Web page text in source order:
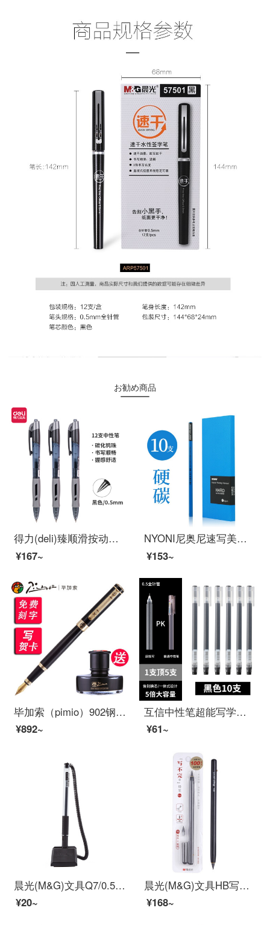
お勧め商品
得力(deli)臻顺滑按动中性笔签字笔 办公用品 0.5mm子弹头 12支/盒S08黑
¥167~
NYONI尼奥尼速写美术生专用素描笔碳笔软中硬绘画笔特软性铅笔画工具专业画笔绿杆画画铅笔 硬炭（10支装）
¥153~
毕加索（pimio）902钢笔艺术签名笔美工笔弯头弯尖硬笔书法男士成人高档签字签名学生用商务定制刻字 纯黑金夹0.5mm直尖钢笔
¥892~
互信中性笔超能写学生用大容量考试专用黑色针管一次性中性笔速干签字笔水笔0.5mm黑笔水性笔办公文具 黑色10支
¥61~
晨光(M&G)文具Q7/0.5mm黑色经典办公桌面专用旋转台笔 中性笔 可黏贴签字笔 单支装AGPY3901
¥20~
晨光(M&G)文具HB写不完铅笔套装 笔头+笔帽 黑色学生细笔头可擦免削铅笔 单卡装HAMP1439
¥168~